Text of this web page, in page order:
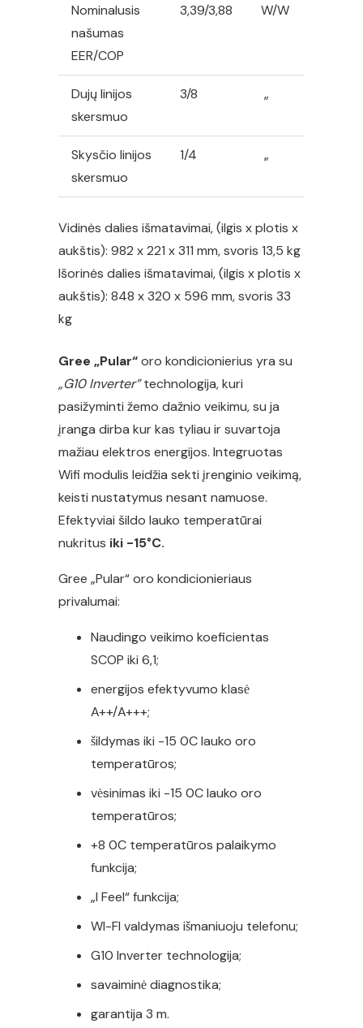
Nominalusis
našumas
EER/COP
3,39/3,88 W/W
Dujų linijos
skersmuo
3/8 „
Skysčio linijos
skersmuo
1/4 „
Vidinės dalies išmatavimai, (ilgis x plotis x
aukštis): 982 x 221 x 311 mm, svoris 13,5 kg
Išorinės dalies išmatavimai, (ilgis x plotis x
aukštis): 848 x 320 x 596 mm, svoris 33
kg
Gree „Pular“oro kondicionierius yra su
„G10 Inverter”technologija, kuri
pasižyminti žemo dažnio veikimu, su ja
įranga dirba kur kas tyliau ir suvartoja
mažiau elektros energijos. Integruotas
Wifi modulis leidžia sekti įrenginio veikimą,
keisti nustatymus nesant namuose.
Efektyviai šildo lauko temperatūrai
nukritus iki -15°C.
Gree „Pular“ oro kondicionieriaus
privalumai:
Naudingo veikimo koeficientas
SCOP iki 6,1;
energijos efektyvumo klasė
A++/A+++;
šildymas iki -15 0C lauko oro
temperatūros;
vėsinimas iki -15 0C lauko oro
temperatūros;
+8 0C temperatūros palaikymo
funkcija;
„I Feel“ funkcija;
WI-FI valdymas išmaniuoju telefonu;
G10 Inverter technologija;
savaiminė diagnostika;
garantija 3 m.